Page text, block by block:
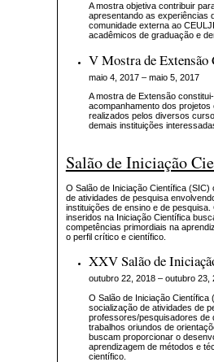
A mostra objetiva contribuir
apresentando as experiências
comunidade externa ao
acadêmicos de graduação e
V Mostra de
maio 4, 2017 – maio 5, 2017
A mostra de Extensão
acompanhamento dos
realizados pelos diversos
demais instituições
Salão de Iniciação
O Salão de Iniciação Científica
de atividades de pesquisa
instituições de ensino e de
inseridos na Iniciação Científica
competências primordiais na
o perfil crítico e científico.
XXV Salão de
outubro 22, 2018 – outubro 23,
O Salão de Iniciação Científica
socialização de atividades de
professores/pesquisadores de
trabalhos oriundos de
buscam proporcionar o
aprendizagem de métodos e
científico.